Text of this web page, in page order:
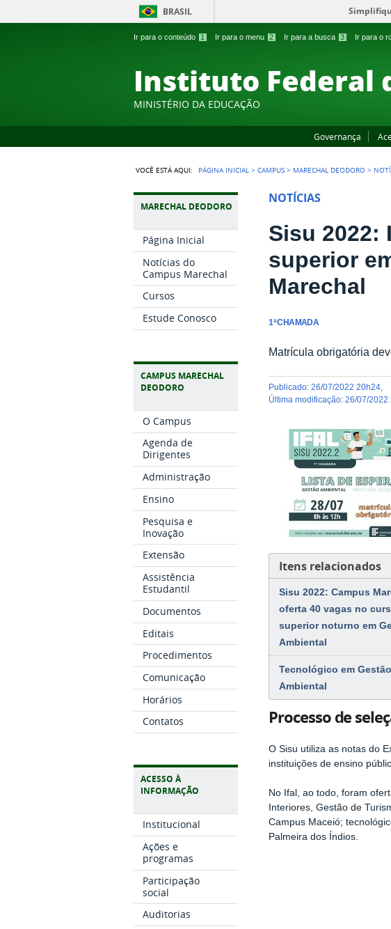
Ir para o conteúdo 1 Ir para o menu 2 Ir para a busca 3 Ir para o
BRASIL
Instituto Federal
MINISTÉRIO DA EDUCAÇÃO
Governança
VOCÊ ESTÁ AQUI: PÁGINA INICIAL >CAMPUS > MARECHAL DEODORO >
MARECHAL DEODORO
Página Inicial
Notícias do
Campus Marechal
Cursos
Estude Conosco
CAMPUS MARECHAL
DEODORO
O Campus
Agenda de
Dirigentes
Administração
Ensino
Pesquisa e
Inovação
Extensão
Assistência
Estudantil
Documentos
Editais
Procedimentos
Comunicação
Horários
Contatos
ACESSO À
INFORMAÇÃO
Institucional
Ações e
programas
Participação
social
Auditorias
NOTÍCIAS
Sisu 2022:
superior
Marechal
1ª CHAMADA
Matrícula obrigatória
publicado:26/07/2022 20h24
última modificação:26/07/2022
Itens relacionados
Sisu 2022: Campus
oferta 40 vagas no
superior noturno em
Ambiental
Tecnológico em Gestão
Ambiental
Processo de
O Sisu utiliza as notas do
instituições de ensino
No Ifal, ao todo,foram
Interiores, Gestão de
Campus Maceió;
Palmeira dos Índios.